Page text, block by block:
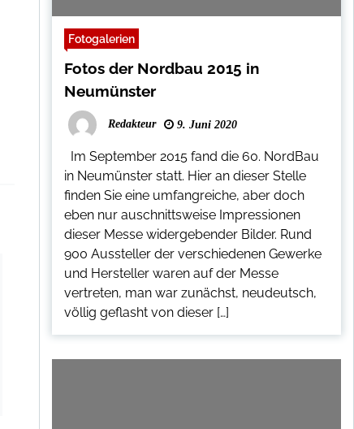
Fotogalerien
Fotos der Nordbau 2015 in
Neumünster
Redakteur 9. Juni 2020
Im September 2015 fand die 60. NordBau
in Neumünster statt. Hier an dieser Stelle
finden Sie eine umfangreiche, aber doch
eben nur auschnittsweise Impressionen
dieser Messe widergebender Bilder. Rund
900 Aussteller der verschiedenen Gewerke
und Hersteller waren auf der Messe
vertreten, man war zunächst, neudeutsch,
völlig geflasht von dieser […]